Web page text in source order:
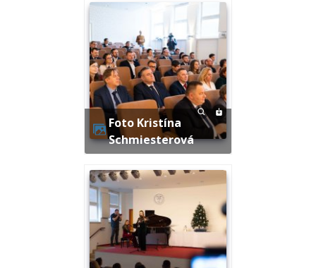
Foto Kristína
Schmiesterová